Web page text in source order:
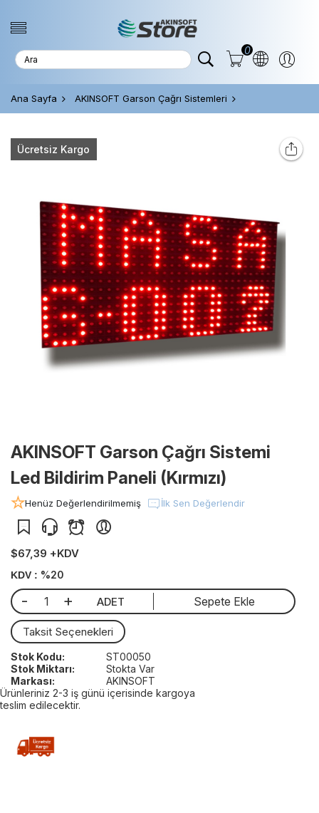
0
Ana Sayfa AKINSOFT Garson Çağrı Sistemleri
AKINSOFT Garson Çağrı Sistemi
Led Bildirim Paneli (Kırmızı)
Henüz Değerlendirilmemiş İlk Sen Değerlendir
$67,39 +KDV
KDV : %20
- + ADET Sepete Ekle
Taksit Seçenekleri
Stok Kodu:
ST00050
Stok Miktarı:
Stokta Var
Markası:
AKINSOFT
Ürünleriniz 2-3 iş günü içerisinde kargoya
teslim edilecektir.
Ücretsiz Kargo